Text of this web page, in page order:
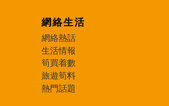
網絡生活
網絡熱話
生活情報
筍買着數
旅遊筍料
熱門話題